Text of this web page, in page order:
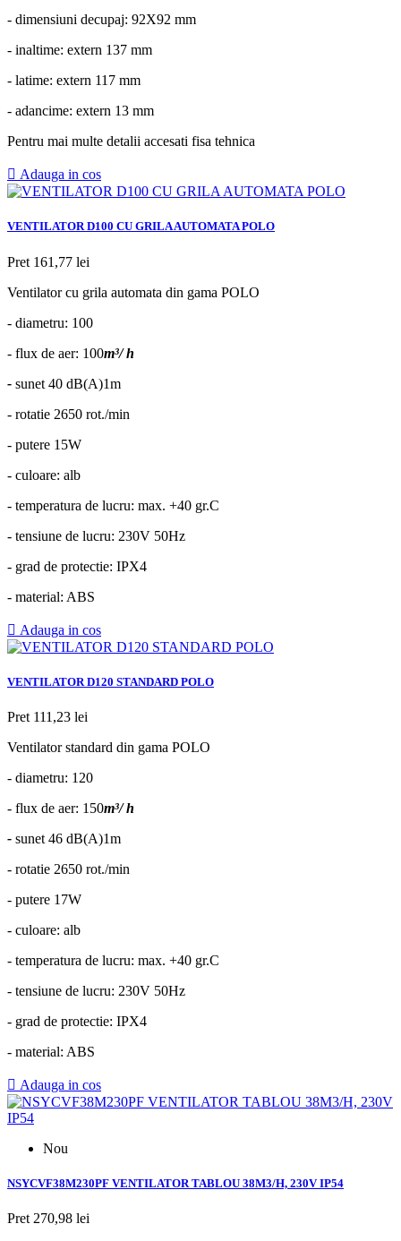
- dimensiuni decupaj: 92X92 mm
- inaltime: extern 137 mm
- latime: extern 117 mm
- adancime: extern 13 mm
Pentru mai multe detalii accesati fisa tehnica
 Adauga in cos
VENTILATOR D100 CU GRILA AUTOMATA POLO
Pret 161,77 lei
Ventilator cu grila automata din gama POLO
- diametru: 100
- flux de aer: 100m³/ h
- sunet 40 dB(A)1m
- rotatie 2650 rot./min
- putere 15W
- culoare: alb
- temperatura de lucru: max. +40 gr.C
- tensiune de lucru: 230V 50Hz
- grad de protectie: IPX4
- material: ABS
 Adauga in cos
VENTILATOR D120 STANDARD POLO
Pret 111,23 lei
Ventilator standard din gama POLO
- diametru: 120
- flux de aer: 150m³/ h
- sunet 46 dB(A)1m
- rotatie 2650 rot./min
- putere 17W
- culoare: alb
- temperatura de lucru: max. +40 gr.C
- tensiune de lucru: 230V 50Hz
- grad de protectie: IPX4
- material: ABS
 Adauga in cos
Nou
NSYCVF38M230PF VENTILATOR TABLOU 38M3/H, 230V IP54
Pret 270,98 lei